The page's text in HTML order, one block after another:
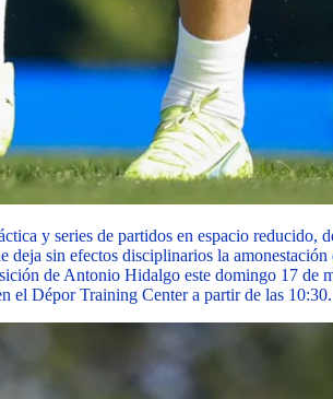
y series de partidos en espacio reducido,
sin efectos disciplinarios la
de Antonio Hidalgo este domingo 17 de
el Dépor Training Center a partir de las 10:30.